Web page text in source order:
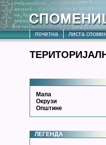
почетна листа
Мапа
Окрузи
Општине
ЛЕГЕНДА